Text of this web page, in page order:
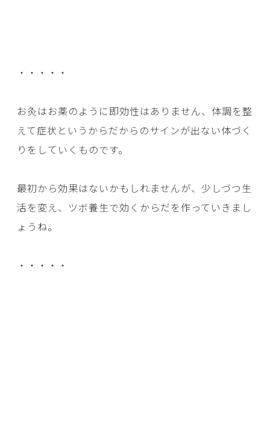
・・・・・
お灸はお薬のように即効性はありません、体調を整
えて症状というからだからのサインが出ない体づく
りをしていくものです。
最初から効果はないかもしれませんが、少しづつ生
活を変え、ツボ養生で効くからだを作っていきまし
ょうね。
・・・・・